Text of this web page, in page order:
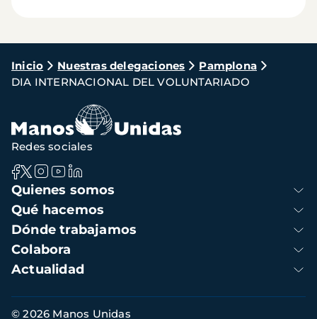
Ruta
de
navegación
Inicio Nuestras delegaciones
Pamplona
DIA INTERNACIONAL DEL VOLUNTARIADO
Navegación
principal
Quienes somos
Qué hacemos
Dónde trabajamos
Colabora
Actualidad
Redes sociales
Información
© 2026 Manos Unidas